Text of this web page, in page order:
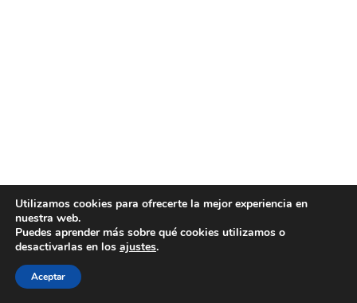
Utilizamos cookies para ofrecerte la mejor experiencia en
nuestra web.
Puedes aprender más sobre qué cookies utilizamos o
desactivarlas en los ajustes.
Aceptar